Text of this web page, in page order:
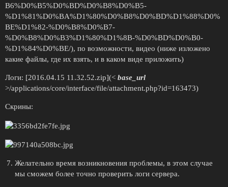
B6%D0%B5%D0%BD%D0%B8%D0%B5-
%D1%81%D0%BA%D1%80%D0%B8%D0%BD%D1%88%D0%
BE%D1%82-%D0%B8%D0%B7-
%D0%B8%D0%B3%D1%80%D1%8B-%D0%BD%D0%B0-
%D1%84%D0%BE/), по возможности, видео (ниже изложено
какие файлы, где их взять, и в каком виде приложить)
Логи: [2016.04.15 11.32.52.zip](< base_url
>/applications/core/interface/file/attachment.php?id=163473)
Скрины:
Желательно время возникновения проблемы, в этом случае
мы сможем более точно проверить логи сервера.